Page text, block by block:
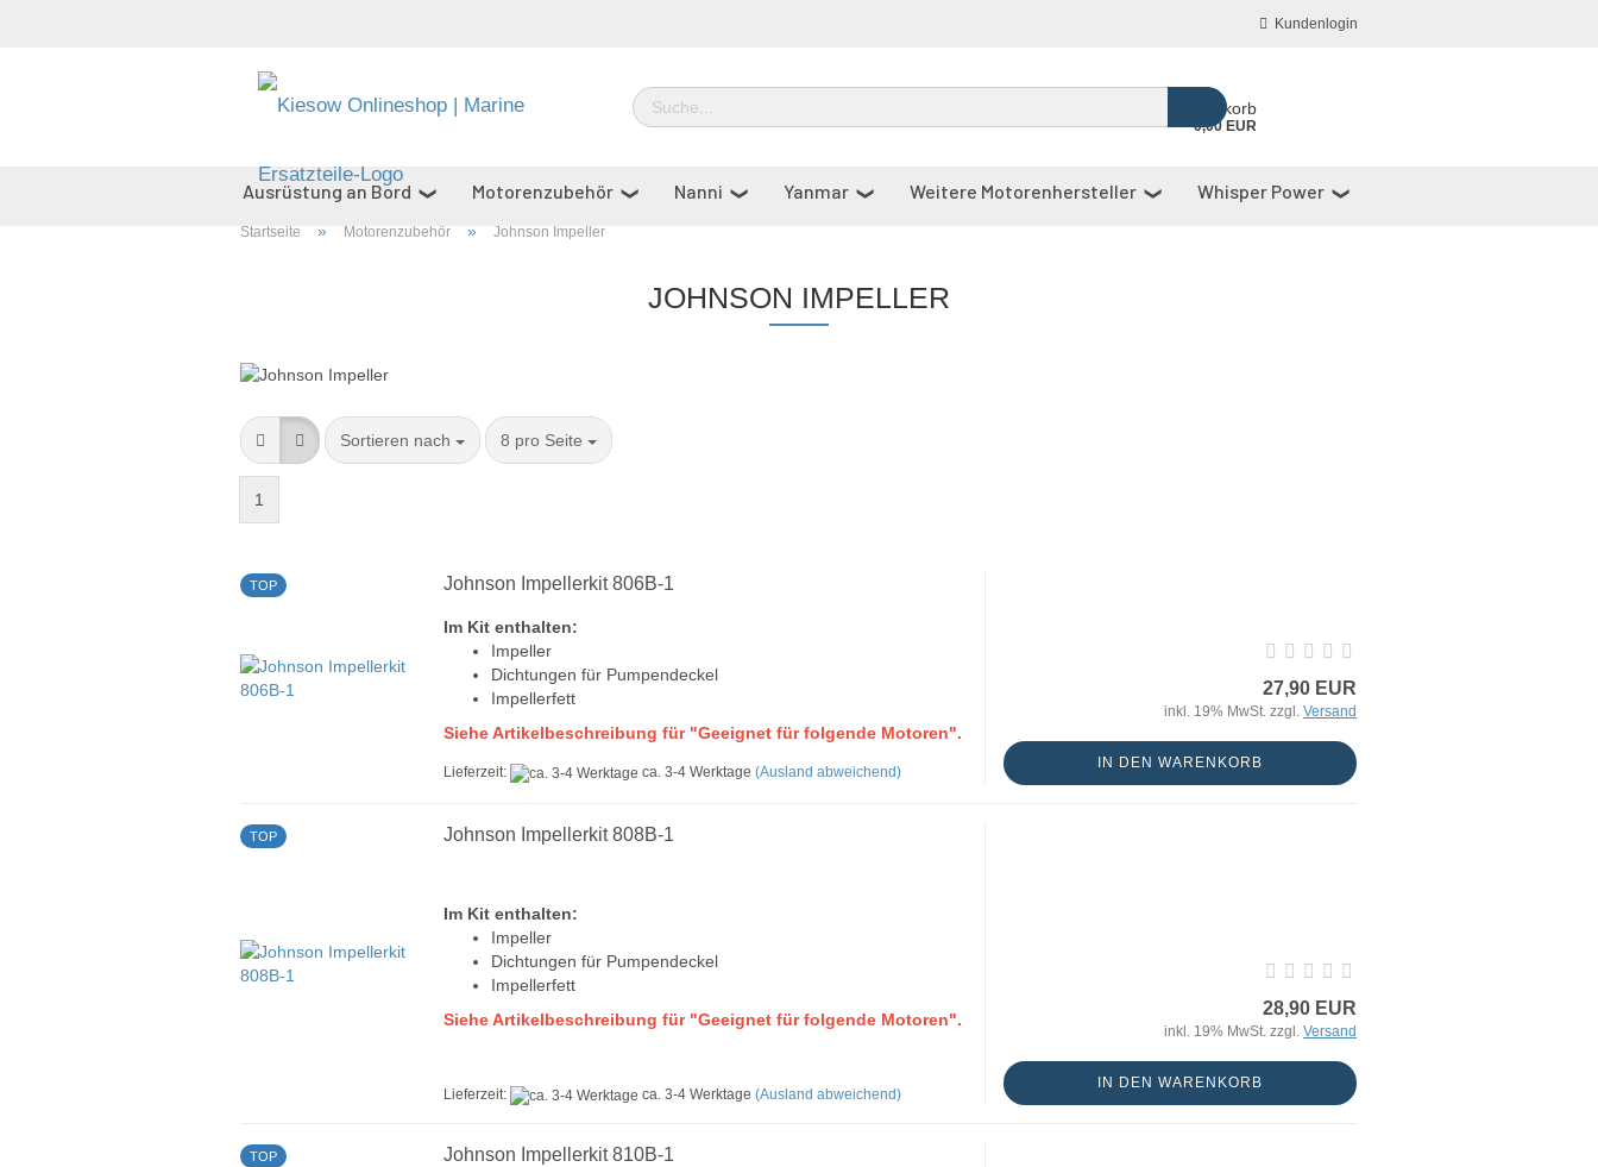
Kundenlogin
Ihr Warenkorb
0,00 EUR
Ausrüstung an Bord Motorenzubehör Nanni Yanmar Weitere Motorenhersteller Whisper Power
Startseite » Motorenzubehör » Johnson Impeller
JOHNSON IMPELLER
Sortieren nach 8 pro Seite
1
TOP Johnson Impellerkit 806B-1
Im Kit enthalten:
Impeller
Dichtungen für Pumpendeckel
Impellerfett
Siehe Artikelbeschreibung für "Geeignet für folgende Motoren".
Lieferzeit: ca. 3-4 Werktage (Ausland abweichend)
27,90 EUR
inkl. 19% MwSt. zzgl. Versand
IN DEN WARENKORB
TOP Johnson Impellerkit 808B-1
Im Kit enthalten:
Impeller
Dichtungen für Pumpendeckel
Impellerfett
Siehe Artikelbeschreibung für "Geeignet für folgende Motoren".
Lieferzeit: ca. 3-4 Werktage (Ausland abweichend)
28,90 EUR
inkl. 19% MwSt. zzgl. Versand
IN DEN WARENKORB
TOP Johnson Impellerkit 810B-1